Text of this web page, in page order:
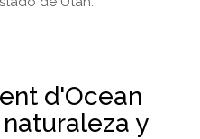
d'Ocean
naturaleza y